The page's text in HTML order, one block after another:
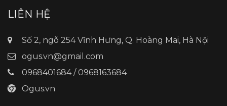
LIÊN HỆ
Số 2, ngõ 254 Vĩnh Hưng, Q. Hoàng Mai, Hà Nội
ogus.vn@gmail.com
0968401684 / 0968163684
Ogus.vn